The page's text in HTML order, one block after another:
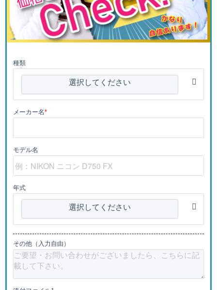
種類
選択してください
メーカー名*
モデル名
年式
選択してください
その他（入力自由）